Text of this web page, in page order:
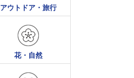
アウトドア・旅行
花・自然